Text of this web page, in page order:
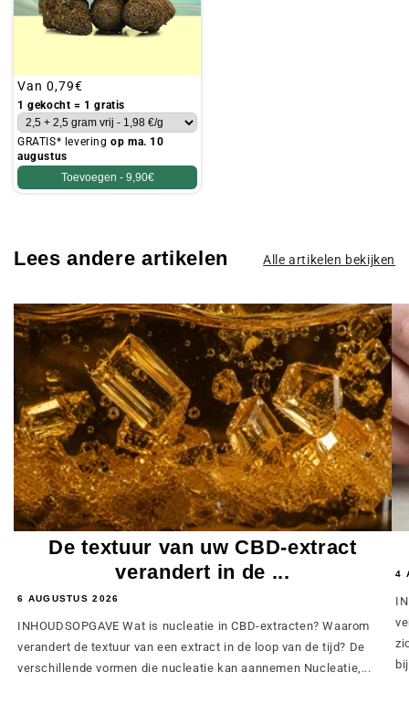
Gebruikelijke
prijs
Van 0,79€
1 gekocht = 1 gratis
GRATIS* leveringop ma. 10
augustus
Toevoegen - 9,90€
Lees andere artikelen Alle artikelen bekijken
De textuur van uw CBD-extract
verandert in de ...
6 AUGUSTUS 2026
INHOUDSOPGAVE Wat is nucleatie in CBD-extracten? Waarom
verandert de textuur van een extract in de loop van de tijd? De
verschillende vormen die nucleatie kan aannemen Nucleatie,...
4